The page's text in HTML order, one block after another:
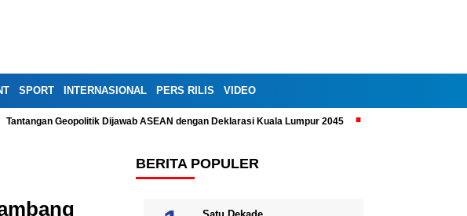
SPORT INTERNASIONAL PERS RILIS VIDEO
Tantangan Geopolitik Dijawab ASEAN dengan Deklarasi Kuala Lumpur 2045
BERITA POPULER